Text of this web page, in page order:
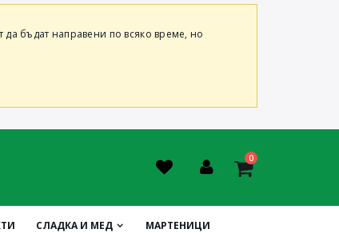
бъдат направени по всяко време, но
0
СЛАДКА И МЕД
МАРТЕНИЦИ